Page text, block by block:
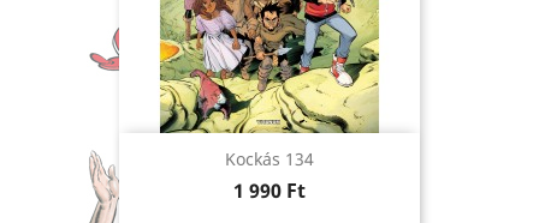
Kockás 134
Ár
1 990 Ft